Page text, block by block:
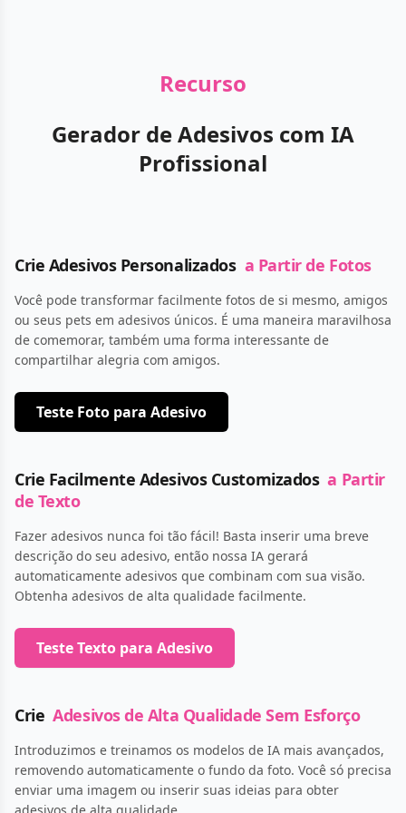
Recurso
Gerador de Adesivos com IA
Profissional
Crie Adesivos Personalizados a Partir de Fotos
Você pode transformar facilmente fotos de si mesmo, amigos
ou seus pets em adesivos únicos. É uma maneira maravilhosa
de comemorar, também uma forma interessante de
compartilhar alegria com amigos.
Teste Foto para Adesivo
Crie Facilmente Adesivos Customizadosa Partir
de Texto
Fazer adesivos nunca foi tão fácil! Basta inserir uma breve
descrição do seu adesivo, então nossa IA gerará
automaticamente adesivos que combinam com sua visão.
Obtenha adesivos de alta qualidade facilmente.
Teste Texto para Adesivo
CrieAdesivos de Alta Qualidade Sem Esforço
Introduzimos e treinamos os modelos de IA mais avançados,
removendo automaticamente o fundo da foto. Você só precisa
enviar uma imagem ou inserir suas ideias para obter
adesivos de alta qualidade.